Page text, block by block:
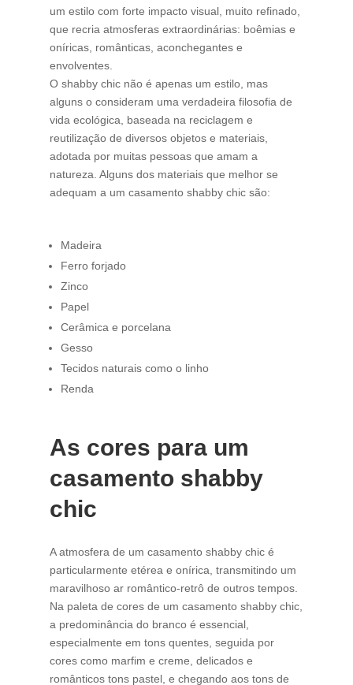
um estilo com forte impacto visual, muito refinado,
que recria atmosferas extraordinárias: boêmias e
oníricas, românticas, aconchegantes e
envolventes.
O shabby chic não é apenas um estilo, mas
alguns o consideram uma verdadeira filosofia de
vida ecológica, baseada na reciclagem e
reutilização de diversos objetos e materiais,
adotada por muitas pessoas que amam a
natureza. Alguns dos materiais que melhor se
adequam a um casamento shabby chic são:
Madeira
Ferro forjado
Zinco
Papel
Cerâmica e porcelana
Gesso
Tecidos naturais como o linho
Renda
As cores para um
casamento shabby
chic
A atmosfera de um casamento shabby chic é
particularmente etérea e onírica, transmitindo um
maravilhoso ar romântico-retrô de outros tempos.
Na paleta de cores de um casamento shabby chic,
a predominância do branco é essencial,
especialmente em tons quentes, seguida por
cores como marfim e creme, delicados e
românticos tons pastel, e chegando aos tons de